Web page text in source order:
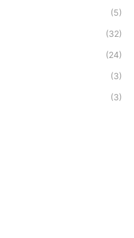
(5)
(32)
(24)
(3)
(3)